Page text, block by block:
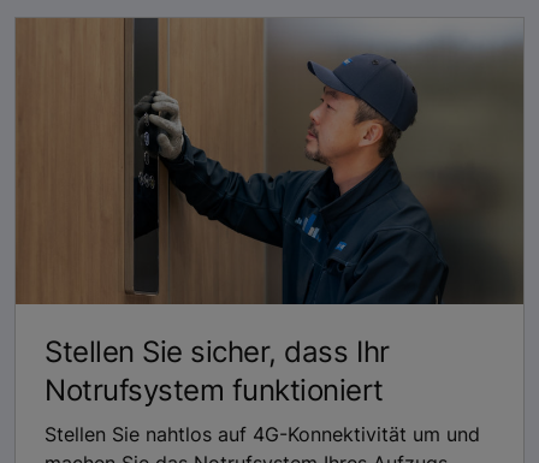
Stellen Sie sicher, dass Ihr
Notrufsystem funktioniert
Stellen Sie nahtlos auf 4G-Konnektivität um und